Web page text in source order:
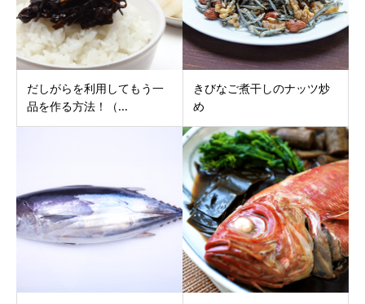
だしがらを利用してもう一
品を作る方法！（...
きびなご煮干しのナッツ炒
め